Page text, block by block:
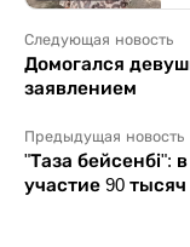
Следующая новость
Домогался
заявлением
Предыдущая новость
"Таза бейсенбі":
участие 90